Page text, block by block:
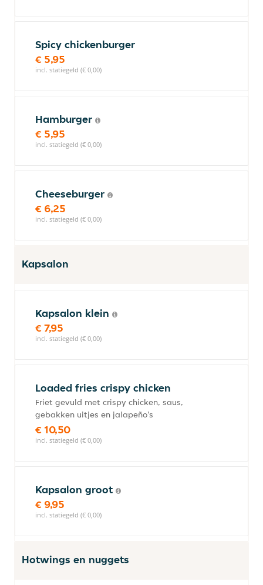
Spicy chickenburger
€ 5,95
incl. statiegeld (€ 0,00)
Hamburger
€ 5,95
incl. statiegeld (€ 0,00)
Cheeseburger
€ 6,25
incl. statiegeld (€ 0,00)
Kapsalon
Kapsalon klein
€ 7,95
incl. statiegeld (€ 0,00)
Loaded fries crispy chicken
Friet gevuld met crispy chicken, saus,
gebakken uitjes en jalapeño's
€ 10,50
incl. statiegeld (€ 0,00)
Kapsalon groot
€ 9,95
incl. statiegeld (€ 0,00)
Hotwings en nuggets